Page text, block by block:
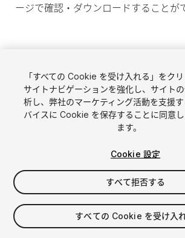
ージで確認・ダウンロードすることが
English
简体中文
한국어
日本語
アセットを販
販売審査ガ
Asset Store
パブリッシ
「すべての Cookie を受け入れる」をクリ
サイトナビゲーションを強化し、サイト
析し、弊社のマーケティング活動を支援
バイスに Cookie を保存することに同意
ます。
Cookie 設定
すべて拒否する
すべての Cookie を受け入